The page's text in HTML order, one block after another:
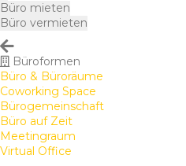
Büro mieten
Büro vermieten
Büroformen
Büro & Büroräume
Coworking Space
Bürogemeinschaft
Büro auf Zeit
Meetingraum
Virtual Office